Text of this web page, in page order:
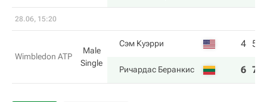
28.06, 15:20
Wimbledon ATP
Male
Single
Сэм Куэрри 4 5
Ричардас Беранкис 6 7